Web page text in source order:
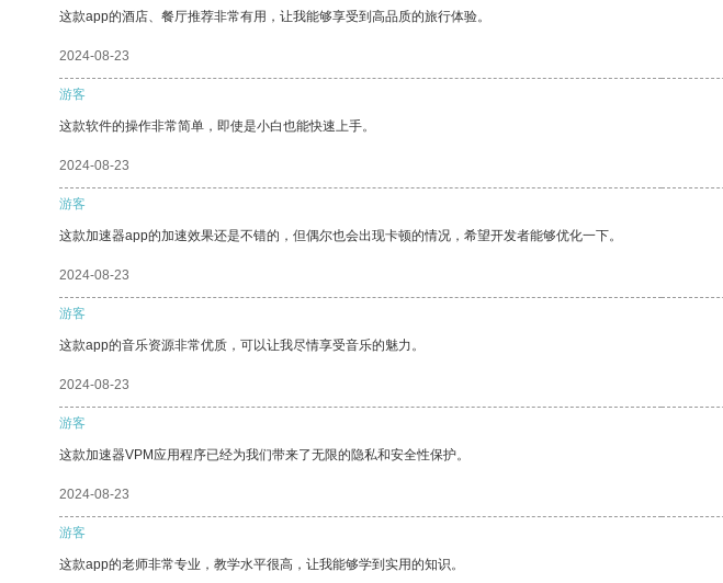
这款app的酒店、餐厅推荐非常有用，让我能够享受到高品质的旅行体验。
2024-08-23
游客
这款软件的操作非常简单，即使是小白也能快速上手。
2024-08-23
游客
这款加速器app的加速效果还是不错的，但偶尔也会出现卡顿的情况，希望开发者能够优化一下。
2024-08-23
游客
这款app的音乐资源非常优质，可以让我尽情享受音乐的魅力。
2024-08-23
游客
这款加速器VPM应用程序已经为我们带来了无限的隐私和安全性保护。
2024-08-23
游客
这款app的老师非常专业，教学水平很高，让我能够学到实用的知识。